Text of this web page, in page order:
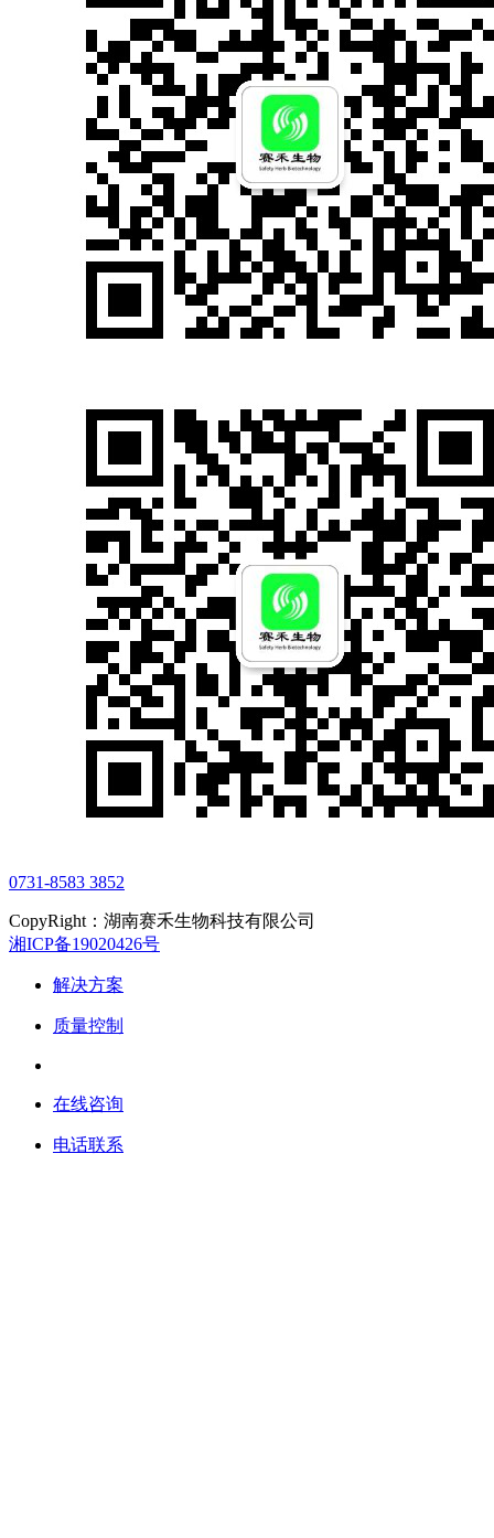
0731-8583 3852
CopyRight：湖南赛禾生物科技有限公司
湘ICP备19020426号
解决方案
质量控制
在线咨询
电话联系